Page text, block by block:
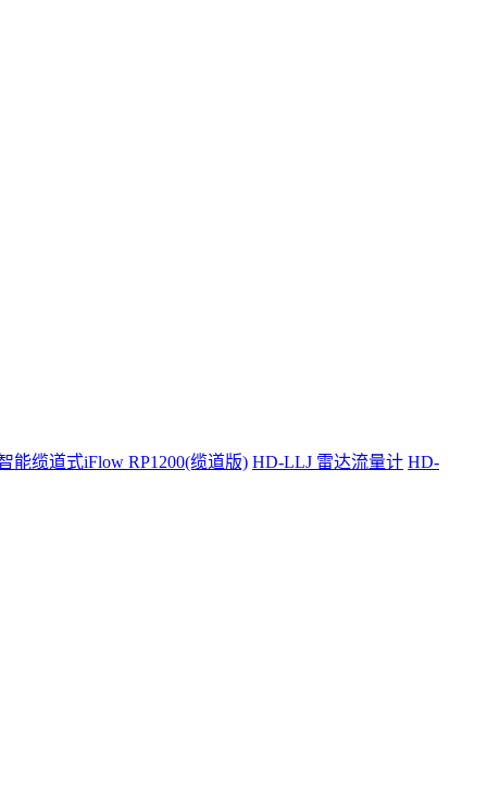
能缆道式iFlow RP1200(缆道版) HD-LLJ 雷达流量计 HD-